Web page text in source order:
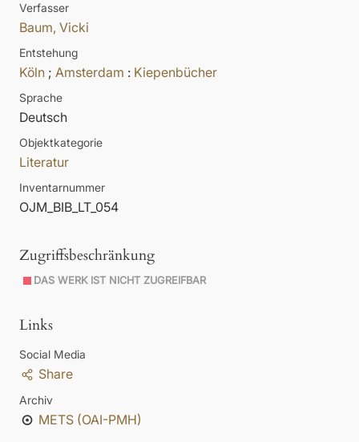
Verfasser
Baum, Vicki
Entstehung
Köln ; Amsterdam : Kiepenbücher
Sprache
Deutsch
Objektkategorie
Literatur
Inventarnummer
OJM_BIB_LT_054
Zugriffsbeschränkung
DAS WERK IST NICHT ZUGREIFBAR
Links
Social Media
Share
Archiv
METS (OAI-PMH)